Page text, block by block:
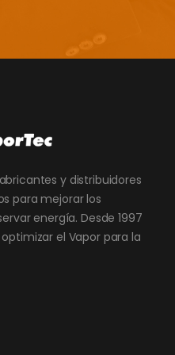
y distribuidores
para mejorar los
energía. Desde 1997
el Vapor para la